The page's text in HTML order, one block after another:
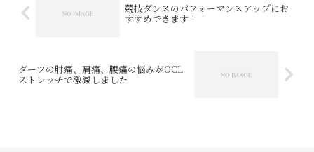
競技ダンスのパフォーマンスアップにお
すすめできます！
ダーツの肘痛、肩痛、腰痛の悩みがOCL
ストレッチで激減しました